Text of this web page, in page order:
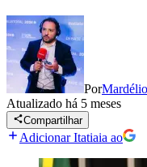
Por
Atualizado há 5 meses
Compartilhar
Adicionar Itatiaia ao